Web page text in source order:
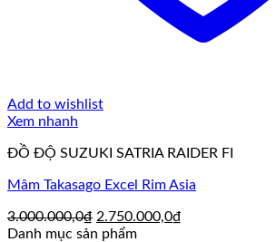
Add to wishlist
Xem nhanh
ĐỒ ĐỘ SUZUKI SATRIA RAIDER FI
Mâm Takasago Excel Rim Asia
3.000.000,0₫ Giá
gốc
2.750.000,0₫
Danh mục sản phẩm